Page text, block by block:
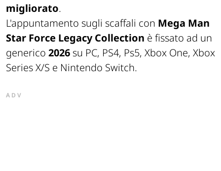
migliorato.
L'appuntamento sugli scaffali con Mega Man
Star Force Legacy Collection è fissato ad un
generico 2026 su PC, PS4, Ps5, Xbox One, Xbox
Series X/S e Nintendo Switch.
ADV